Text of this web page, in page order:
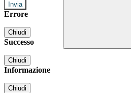
Errore
Chiudi
Successo
Chiudi
Informazione
Chiudi